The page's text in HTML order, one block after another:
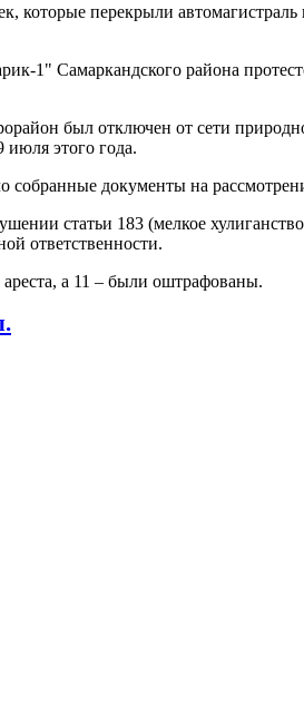
которые перекрыли
1" Самаркандского района
был отключен от сети
июля этого года.
документы на
статьи 183 (мелкое
ответственности.
а 11 – были оштрафованы.